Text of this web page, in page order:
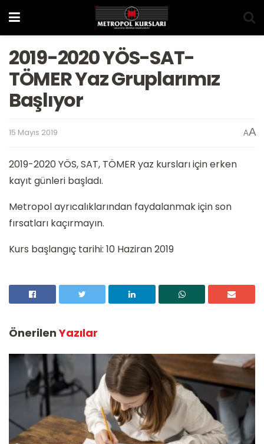
2019-2020 YÖS-SAT-
TÖMER Yaz Gruplarımız
Başlıyor
15 Mayıs 2019 AA
2019-2020 YÖS, SAT, TÖMER yaz kursları için erken
kayıt günleri başladı.
Metropol ayrıcalıklarından faydalanmak için son
fırsatları kaçırmayın.
Kurs başlangıç tarihi: 10 Haziran 2019
ÖnerilenYazılar